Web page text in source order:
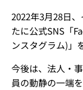
2022年3月28日
たに公式SNS「
ンスタグラム)」
今後は、法人・
員の動静の一端